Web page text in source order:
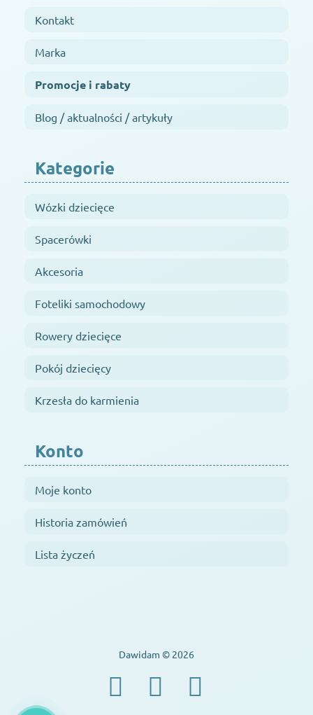
Kontakt
Marka
Promocje i rabaty
Blog / aktualności / artykuły
Kategorie
Wózki dziecięce
Spacerówki
Akcesoria
Foteliki samochodowy
Rowery dziecięce
Pokój dziecięcy
Krzesła do karmienia
Konto
Moje konto
Historia zamówień
Lista życzeń
Dawidam © 2026